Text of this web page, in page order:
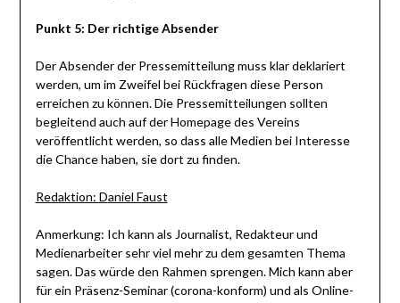
Punkt 5: Der richtige Absender
Der Absender der Pressemitteilung muss klar deklariert
werden, um im Zweifel bei Rückfragen diese Person
erreichen zu können. Die Pressemitteilungen sollten
begleitend auch auf der Homepage des Vereins
veröffentlicht werden, so dass alle Medien bei Interesse
die Chance haben, sie dort zu finden.
Redaktion: Daniel Faust
Anmerkung: Ich kann als Journalist, Redakteur und
Medienarbeiter sehr viel mehr zu dem gesamten Thema
sagen. Das würde den Rahmen sprengen. Mich kann aber
für ein Präsenz-Seminar (corona-konform) und als Online-